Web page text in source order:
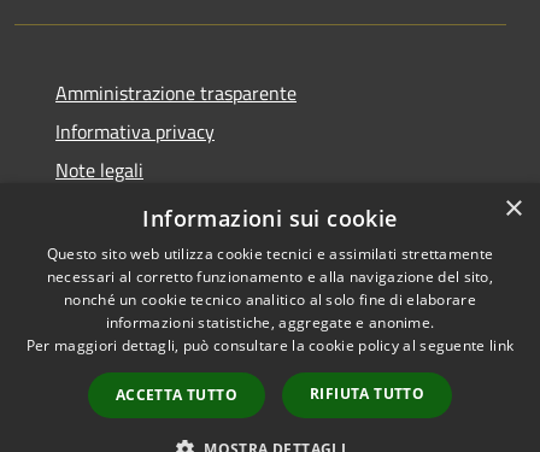
Amministrazione trasparente
Informativa privacy
Note legali
Dichiarazione di accessibilità
Accessibilità
Copyright © 2026 • Comune di
Brenzone sul Garda • Powered
byMunicipium
Accesso
redazione
×
Informazioni sui cookie
Questo sito web utilizza cookie tecnici e assimilati strettamente
necessari al corretto funzionamento e alla navigazione del sito,
nonché un cookie tecnico analitico al solo fine di elaborare
informazioni statistiche, aggregate e anonime.
Per maggiori dettagli, può consultare la cookie policy al seguente link
ACCETTA TUTTO RIFIUTA TUTTO